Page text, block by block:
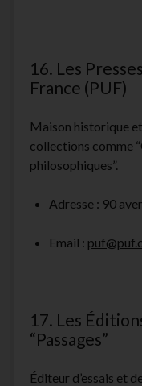
16. Les
France (PUF)
Maison historique
collections comme
philosophiques”.
Adresse : 90
Email :
17. Les
“Passages”
Éditeur d’essais et